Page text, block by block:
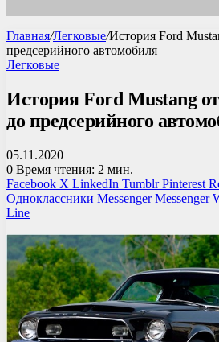
Главная/Легковые/История Ford
предсерийного автомобиля
Легковые
История Ford Mustang от
до предсерийного
05.11.2020
0 Время чтения: 2 мин.
Facebook X LinkedIn Tumblr Pinterest
Одноклассники Messenger Messenger
Line